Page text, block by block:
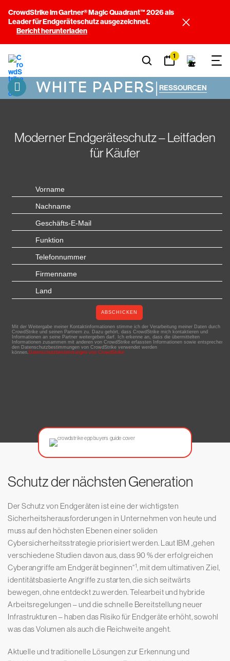
CrowdStrike im Gartner® Magic Quadrant™ 2026 als
Leader für Endgeräteschutz ausgezeichnet.
Bericht herunterladen
1
WHITE PAPERS| RESSOURCEN
Moderner Endgeräteschutz – Leitfaden
für Käufer
Schutz der nächsten Generation
Der Schutz von Endgeräten ist eine der wichtigsten
Sicherheitsherausforderungen in Unternehmen von heute und
muss auf den höchsten Ebenen einer soliden
Cybersicherheitsstrategie priorisiert werden. Laut IBM „gehen
verschiedene Studien davon aus, dass 90 % der erfolgreichen
Cyberangriffe am Endgerät beginnen“1, mit dem ultimativen Ziel,
identitätsbasierte Angriffe zu starten, die sich seitwärts
bewegen, ohne entdeckt zu werden. Telearbeit und hybride
Arbeitsregelungen – und die schnelle Bereitstellung neuer
Infrastrukturen – haben das Risiko für Endgeräte erhöht, sowohl
was das Volumen als auch die Reichweite angeht.
Aktuelle und traditionelle Lösungen zur Erkennung und